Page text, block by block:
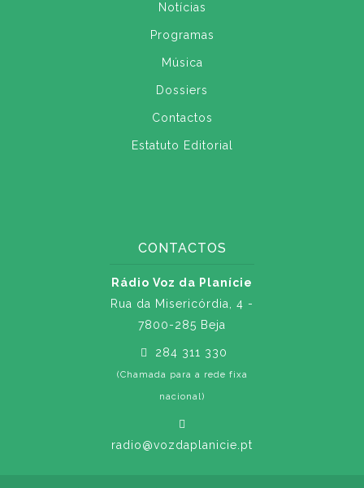
Notícias
Programas
Música
Dossiers
Contactos
Estatuto Editorial
CONTACTOS
Rádio Voz da Planície
Rua da Misericórdia, 4 -
7800-285 Beja
284 311 330
(Chamada para a rede fixa
nacional)
radio@vozdaplanicie.pt